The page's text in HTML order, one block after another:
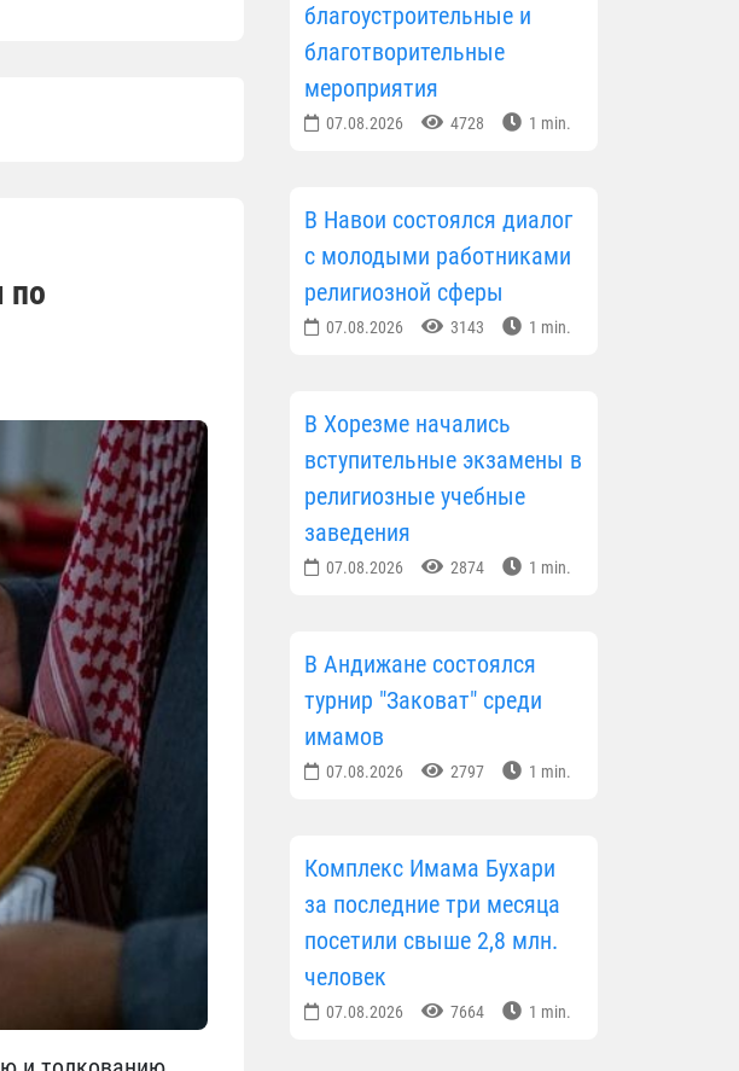
по
благоустроительные и
благотворительные
мероприятия
07.08.2026 4728 1 min.
В Навои состоялся диалог
с молодыми работниками
религиозной сферы
07.08.2026 3143 1 min.
В Хорезме начались
вступительные экзамены в
религиозные учебные
заведения
07.08.2026 2874 1 min.
В Андижане состоялся
турнир "Заковат" среди
имамов
07.08.2026 2797 1 min.
Комплекс Имама Бухари
за последние три месяца
посетили свыше 2,8 млн.
человек
07.08.2026 7664 1 min.